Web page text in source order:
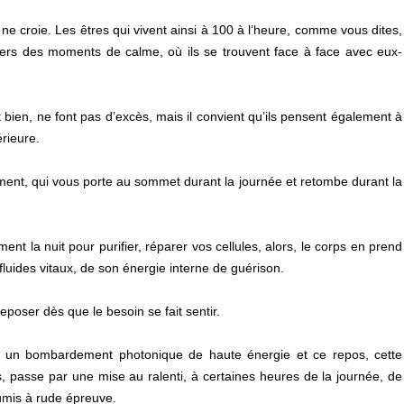
croie. Les êtres qui vivent ainsi à 100 à l’heure, comme vous dites,
des moments de calme, où ils se trouvent face à face avec eux-
ne font pas d’excès, mais il convient qu’ils pensent également à
qui vous porte au sommet durant la journée et retombe durant la
la nuit pour purifier, réparer vos cellules, alors, le corps en prend
vitaux, de son énergie interne de guérison.
dès que le besoin se fait sentir.
bombardement photonique de haute énergie et ce repos, cette
passe par une mise au ralenti, à certaines heures de la journée, de
à rude épreuve.